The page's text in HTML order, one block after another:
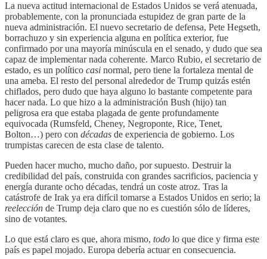
La nueva actitud internacional de Estados Unidos se verá atenuada,
probablemente, con la pronunciada estupidez de gran parte de la
nueva administración. El nuevo secretario de defensa, Pete Hegseth,
borrachuzo y sin experiencia alguna en política exterior, fue
confirmado por una mayoría minúscula en el senado, y dudo que sea
capaz de implementar nada coherente. Marco Rubio, el secretario de
estado, es un político casi normal, pero tiene la fortaleza mental de
una ameba. El resto del personal alrededor de Trump quizás estén
chiflados, pero dudo que haya alguno lo bastante competente para
hacer nada. Lo que hizo a la administración Bush (hijo) tan
peligrosa era que estaba plagada de gente profundamente
equivocada (Rumsfeld, Cheney, Negroponte, Rice, Tenet,
Bolton…) pero con décadas de experiencia de gobierno. Los
trumpistas carecen de esta clase de talento.
Pueden hacer mucho, mucho daño, por supuesto. Destruir la
credibilidad del país, construida con grandes sacrificios, paciencia y
energía durante ocho décadas, tendrá un coste atroz. Tras la
catástrofe de Irak ya era difícil tomarse a Estados Unidos en serio; la
reelección de Trump deja claro que no es cuestión sólo de líderes,
sino de votantes.
Lo que está claro es que, ahora mismo, todo lo que dice y firma este
país es papel mojado. Europa debería actuar en consecuencia.